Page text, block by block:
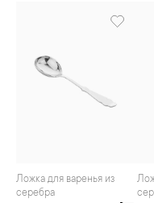
Ложка для варенья из
серебра
Ложка для варенья из